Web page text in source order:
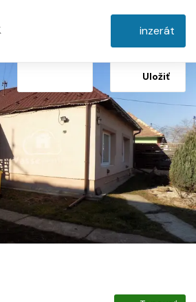
inzerát
Uložiť